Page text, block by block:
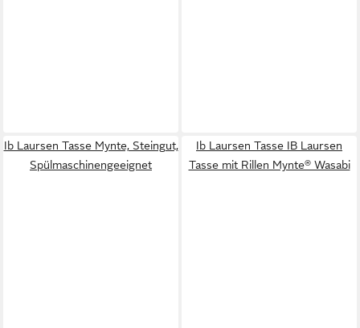
Ib Laursen Tasse Mynte, Steingut,
Spülmaschinengeeignet
Ib Laursen Tasse IB Laursen
Tasse mit Rillen Mynte® Wasabi